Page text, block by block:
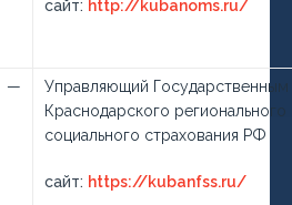
сайт: http://kubanoms.ru/
—
Управляющий
Краснодарского
социального страхования РФ
сайт: https://kubanfss.ru/